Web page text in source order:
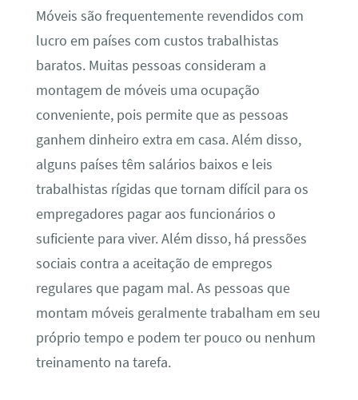
Móveis são frequentemente revendidos com
lucro em países com custos trabalhistas
baratos. Muitas pessoas consideram a
montagem de móveis uma ocupação
conveniente, pois permite que as pessoas
ganhem dinheiro extra em casa. Além disso,
alguns países têm salários baixos e leis
trabalhistas rígidas que tornam difícil para os
empregadores pagar aos funcionários o
suficiente para viver. Além disso, há pressões
sociais contra a aceitação de empregos
regulares que pagam mal. As pessoas que
montam móveis geralmente trabalham em seu
próprio tempo e podem ter pouco ou nenhum
treinamento na tarefa.